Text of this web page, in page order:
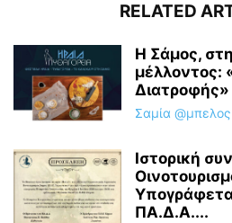
RELATED
Η Σάμος,
μέλλοντος:
Διατροφής»
Σαμία @μπελος
Ιστορική
ΠΑ.Δ.Α....